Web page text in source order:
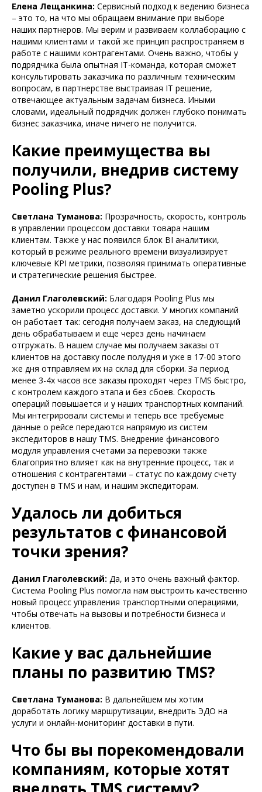
Елена Лещанкина: Сервисный подход к ведению бизнеса
– это то, на что мы обращаем внимание при выборе
наших партнеров. Мы верим и развиваем коллаборацию с
нашими клиентами и такой же принцип распространяем в
работе с нашими контрагентами. Очень важно, чтобы у
подрядчика была опытная IT-команда, которая сможет
консультировать заказчика по различным техническим
вопросам, в партнерстве выстраивая IT решение,
отвечающее актуальным задачам бизнеса. Иными
словами, идеальный подрядчик должен глубоко понимать
бизнес заказчика, иначе ничего не получится.
Какие преимущества вы
получили, внедрив систему
Pooling Plus?
Светлана Туманова: Прозрачность, скорость, контроль
в управлении процессом доставки товара нашим
клиентам. Также у нас появился блок BI аналитики,
который в режиме реального времени визуализирует
ключевые KPI метрики, позволяя принимать оперативные
и стратегические решения быстрее.
Данил Глаголевский: Благодаря Pooling Plus мы
заметно ускорили процесс доставки. У многих компаний
он работает так: сегодня получаем заказ, на следующий
день обрабатываем и еще через день начинаем
отгружать. В нашем случае мы получаем заказы от
клиентов на доставку после полудня и уже в 17-00 этого
же дня отправляем их на склад для сборки. За период
менее 3-4х часов все заказы проходят через TMS быстро,
с контролем каждого этапа и без сбоев. Скорость
операций повышается и у наших транспортных компаний.
Мы интегрировали системы и теперь все требуемые
данные о рейсе передаются напрямую из систем
экспедиторов в нашу TMS. Внедрение финансового
модуля управления счетами за перевозки также
благоприятно влияет как на внутренние процесс, так и
отношения с контрагентами – статус по каждому счету
доступен в TMS и нам, и нашим экспедиторам.
Удалось ли добиться
результатов с финансовой
точки зрения?
Данил Глаголевский: Да, и это очень важный фактор.
Система Pooling Plus помогла нам выстроить качественно
новый процесс управления транспортными операциями,
чтобы отвечать на вызовы и потребности бизнеса и
клиентов.
Какие у вас дальнейшие
планы по развитию TMS?
Светлана Туманова: В дальнейшем мы хотим
доработать логику маршрутизации, внедрить ЭДО на
услуги и онлайн-мониторинг доставки в пути.
Что бы вы порекомендовали
компаниям, которые хотят